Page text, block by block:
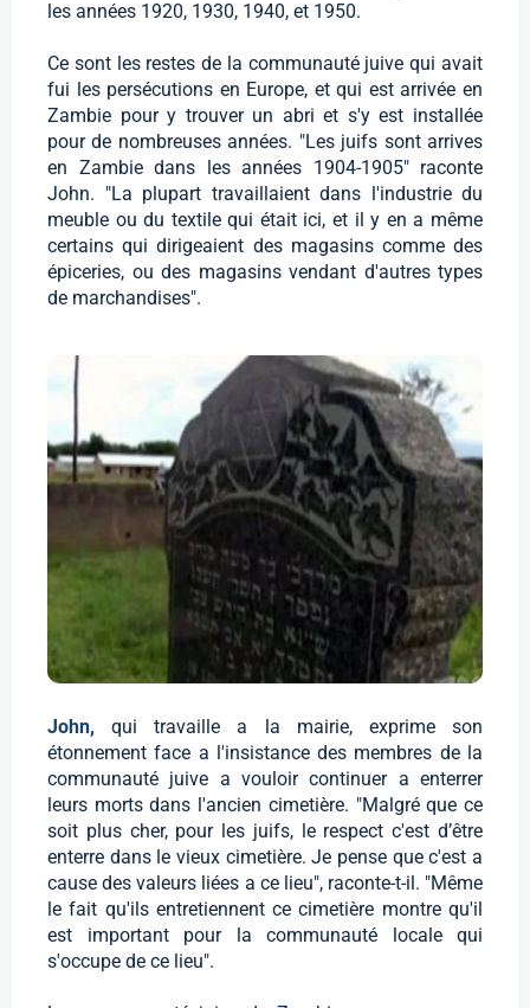
les années 1920, 1930, 1940, et 1950.
Ce sont les restes de la communauté juive qui avait
fui les persécutions en Europe, et qui est arrivée en
Zambie pour y trouver un abri et s'y est installée
pour de nombreuses années. "Les juifs sont arrives
en Zambie dans les années 1904-1905" raconte
John. "La plupart travaillaient dans l'industrie du
meuble ou du textile qui était ici, et il y en a même
certains qui dirigeaient des magasins comme des
épiceries, ou des magasins vendant d'autres types
de marchandises".
John,qui travaille a la mairie, exprime son
étonnement face a l'insistance des membres de la
communauté juive a vouloir continuer a enterrer
leurs morts dans l'ancien cimetière. "Malgré que ce
soit plus cher, pour les juifs, le respect c'est d’être
enterre dans le vieux cimetière. Je pense que c'est a
cause des valeurs liées a ce lieu", raconte-t-il. "Même
le fait qu'ils entretiennent ce cimetière montre qu'il
est important pour la communauté locale qui
s'occupe de ce lieu".